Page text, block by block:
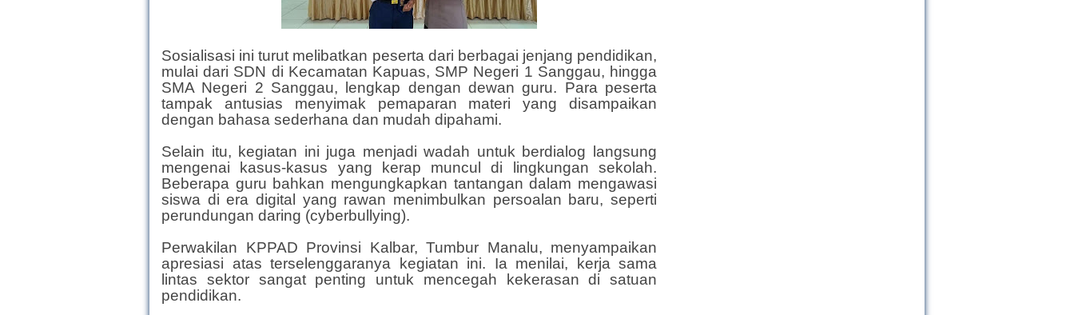
Sosialisasi ini turut melibatkan peserta dari berbagai jenjang pendidikan,
mulai dari SDN di Kecamatan Kapuas, SMP Negeri 1 Sanggau, hingga
SMA Negeri 2 Sanggau, lengkap dengan dewan guru. Para peserta
tampak antusias menyimak pemaparan materi yang disampaikan
dengan bahasa sederhana dan mudah dipahami.
Selain itu, kegiatan ini juga menjadi wadah untuk berdialog langsung
mengenai kasus-kasus yang kerap muncul di lingkungan sekolah.
Beberapa guru bahkan mengungkapkan tantangan dalam mengawasi
siswa di era digital yang rawan menimbulkan persoalan baru, seperti
perundungan daring (cyberbullying).
Perwakilan KPPAD Provinsi Kalbar, Tumbur Manalu, menyampaikan
apresiasi atas terselenggaranya kegiatan ini. Ia menilai, kerja sama
lintas sektor sangat penting untuk mencegah kekerasan di satuan
pendidikan.